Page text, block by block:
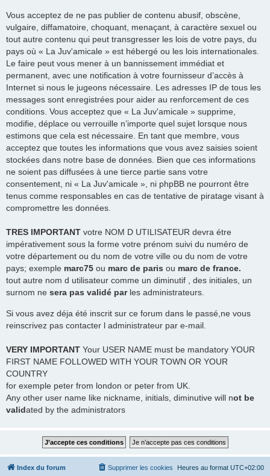
Vous acceptez de ne pas publier de contenu abusif, obscène,
vulgaire, diffamatoire, choquant, menaçant, à caractère sexuel ou
tout autre contenu qui peut transgresser les lois de votre pays, du
pays où « La Juv'amicale » est hébergé ou les lois internationales.
Le faire peut vous mener à un bannissement immédiat et
permanent, avec une notification à votre fournisseur d’accès à
Internet si nous le jugeons nécessaire. Les adresses IP de tous les
messages sont enregistrées pour aider au renforcement de ces
conditions. Vous acceptez que « La Juv'amicale » supprime,
modifie, déplace ou verrouille n’importe quel sujet lorsque nous
estimons que cela est nécessaire. En tant que membre, vous
acceptez que toutes les informations que vous avez saisies soient
stockées dans notre base de données. Bien que ces informations
ne soient pas diffusées à une tierce partie sans votre
consentement, ni « La Juv'amicale », ni phpBB ne pourront être
tenus comme responsables en cas de tentative de piratage visant à
compromettre les données.
TRES IMPORTANT votre NOM D UTILISATEUR devra étre
impérativement sous la forme votre prénom suivi du numéro de
votre département ou du nom de votre ville ou du nom de votre
pays; exemple marc75 ou marc de paris ou marc de france.
tout autre nom d utilisateur comme un diminutif , des initiales, un
surnom ne sera pas validé parles administrateurs.
Si vous avez déja été inscrit sur ce forum dans le passé,ne vous
reinscrivez pas contacter l administrateur par e-mail.
VERY IMPORTANT Your USER NAME must be mandatory YOUR
FIRST NAME FOLLOWED WITH YOUR TOWN OR YOUR
COUNTRY
for exemple peter from london or peter from UK.
Any other user name like nickname, initials, diminutive will not be
validated by the administrators
Index du forum Heures au format UTC+02:00
Supprimer les cookies